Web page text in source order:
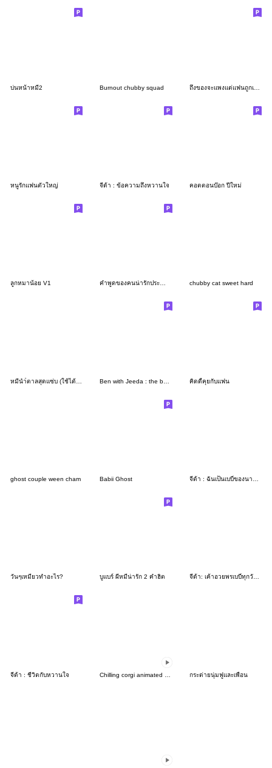
บ่นหน้าหมี2 Burnout chubby squad ถึงของจะแพงแต่แฟนถูกเสมอ
หนูรักแฟนตัวใหญ่ จีด้า : ข้อความถึงหวานใจ คอตตอนบ๊อก ปีใหม่
ลูกหมาน้อย V1 คำพูดของคนน่ารักประจำวัน chubby cat sweet hard
คิดดี้คุยกับแฟน
ghost couple ween cham Babii Ghost
วันๆเหมียวทำอะไร? บูแบร์ ผีหมีน่ารัก 2 คำฮิต จีด้า: เค้าอวยพรเบบี๋ทุกวันนะ
จีด้า : ชีวิตกับหวานใจ กระต่ายนุ่มฟูและเพื่อน